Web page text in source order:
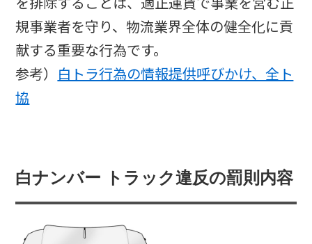
規事業者を守り、物流業界全体の健全化に貢
献する重要な行為です。
参考） 白トラ行為の情報提供呼びかけ、全ト
協
白ナンバー トラック違反の罰則内容